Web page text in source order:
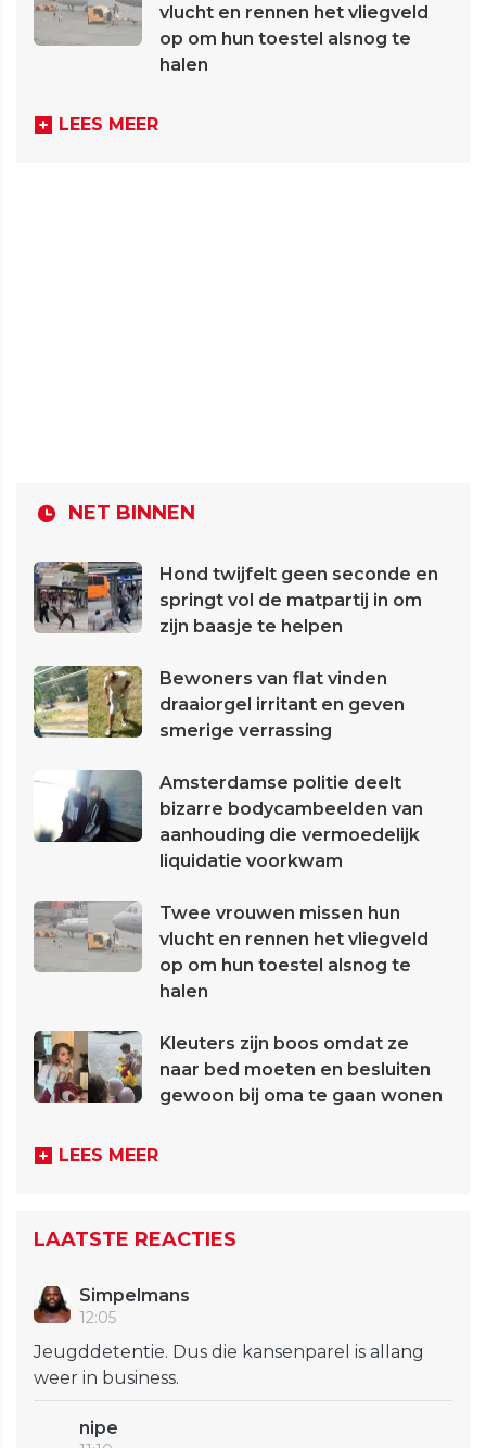
vlucht en rennen het vliegveld
op om hun toestel alsnog te
halen
LEES MEER
NET BINNEN
Hond twijfelt geen seconde en
springt vol de matpartij in om
zijn baasje te helpen
Bewoners van flat vinden
draaiorgel irritant en geven
smerige verrassing
Amsterdamse politie deelt
bizarre bodycambeelden van
aanhouding die vermoedelijk
liquidatie voorkwam
Twee vrouwen missen hun
vlucht en rennen het vliegveld
op om hun toestel alsnog te
halen
Kleuters zijn boos omdat ze
naar bed moeten en besluiten
gewoon bij oma te gaan wonen
LEES MEER
LAATSTE REACTIES
Simpelmans
12:05
Jeugddetentie. Dus die kansenparel is allang
weer in business.
nipe